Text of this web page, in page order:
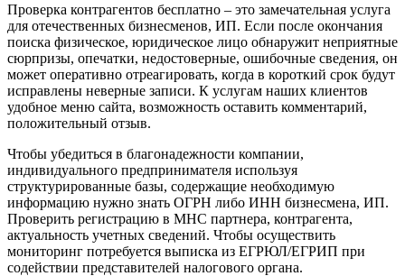
Проверка контрагентов бесплатно – это замечательная услуга
для отечественных бизнесменов, ИП. Если после окончания
поиска физическое, юридическое лицо обнаружит неприятные
сюрпризы, опечатки, недостоверные, ошибочные сведения, он
может оперативно отреагировать, когда в короткий срок будут
исправлены неверные записи. К услугам наших клиентов
удобное меню сайта, возможность оставить комментарий,
положительный отзыв.
Чтобы убедиться в благонадежности компании,
индивидуального предпринимателя используя
структурированные базы, содержащие необходимую
информацию нужно знать ОГРН либо ИНН бизнесмена, ИП.
Проверить регистрацию в МНС партнера, контрагента,
актуальность учетных сведений. Чтобы осуществить
мониторинг потребуется выписка из ЕГРЮЛ/ЕГРИП при
содействии представителей налогового органа.